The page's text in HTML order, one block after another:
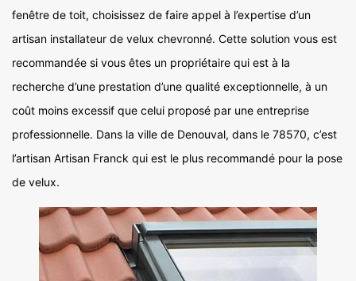
fenêtre de toit, choisissez de faire appel à l’expertise d’un
artisan installateur de velux chevronné. Cette solution vous est
recommandée si vous êtes un propriétaire qui est à la
recherche d’une prestation d’une qualité exceptionnelle, à un
coût moins excessif que celui proposé par une entreprise
professionnelle. Dans la ville de Denouval, dans le 78570, c’est
l’artisan Artisan Franck qui est le plus recommandé pour la pose
de velux.